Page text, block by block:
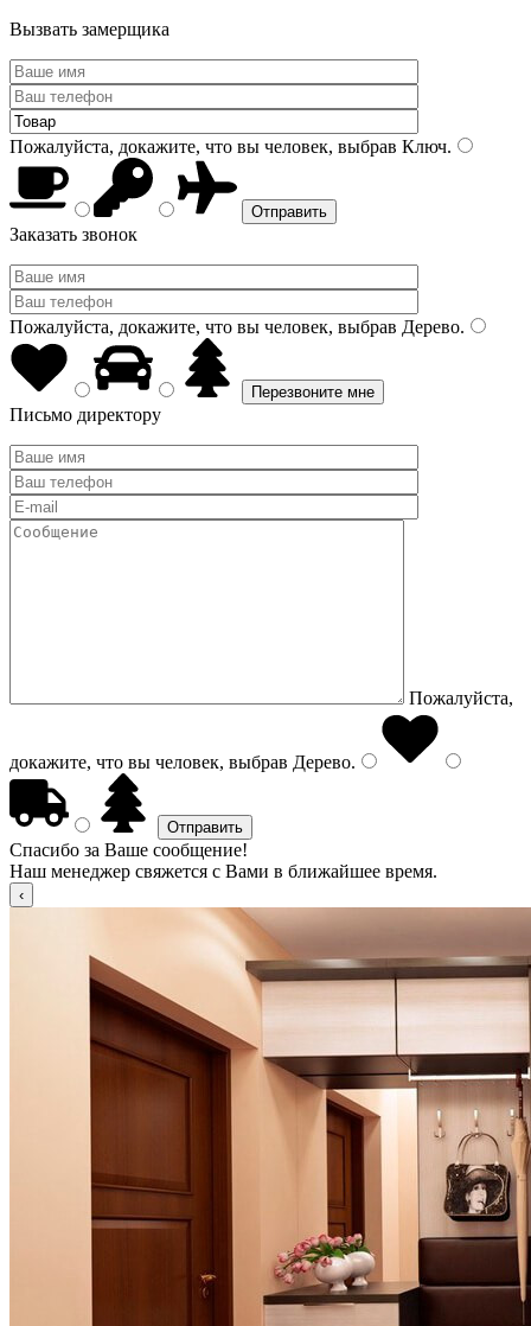
Вызвать замерщика
Пожалуйста, докажите, что вы человек, выбрав Ключ.
Заказать звонок
Пожалуйста, докажите, что вы человек, выбрав Дерево.
Письмо директору
Пожалуйста,
докажите, что вы человек, выбрав Дерево.
Спасибо за Ваше сообщение!
Наш менеджер свяжется с Вами в ближайшее время.